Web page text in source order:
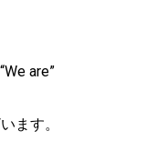
are”
ます。